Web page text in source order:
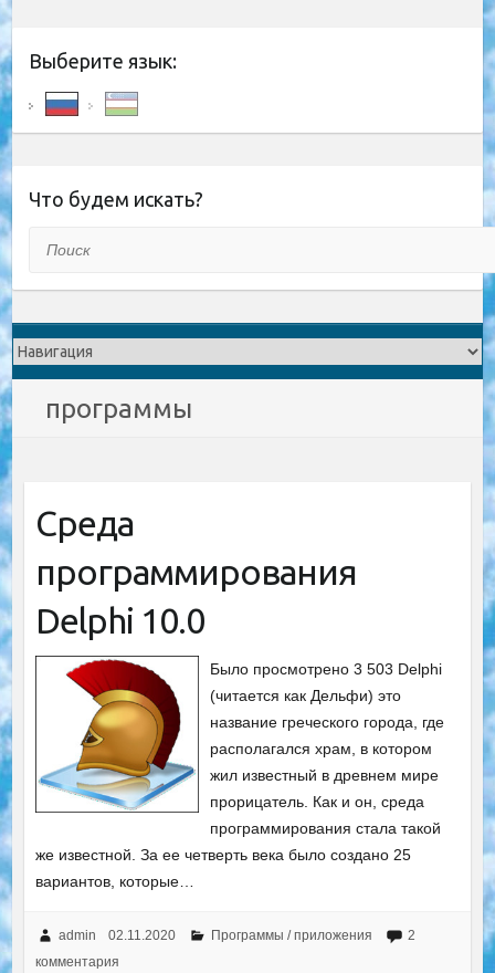
Выберите язык:
Что будем искать?
программы
Среда
программирования
Delphi 10.0
Было просмотрено 3 503 Delphi
(читается как Дельфи) это
название греческого города, где
располагался храм, в котором
жил известный в древнем мире
прорицатель. Как и он, среда
программирования стала такой
же известной. За ее четверть века было создано 25
вариантов, которые…
admin 02.11.2020 Программы / приложения
2
комментария